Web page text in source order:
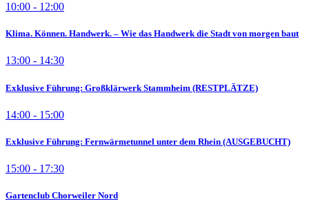
10:00 - 12:00
Klima. Können. Handwerk. – Wie das Handwerk die Stadt von morgen baut
13:00 - 14:30
Exklusive Führung: Großklärwerk Stammheim (RESTPLÄTZE)
14:00 - 15:00
Exklusive Führung: Fernwärmetunnel unter dem Rhein (AUSGEBUCHT)
15:00 - 17:30
Gartenclub Chorweiler Nord